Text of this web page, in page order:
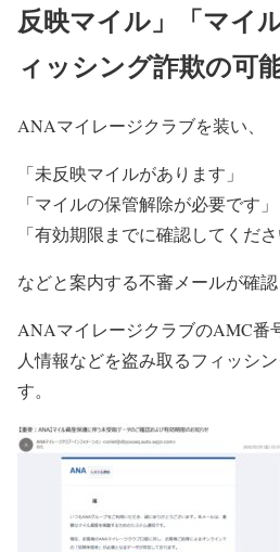
反映マイル」「マイ
ィッシング詐欺の可
ANAマイレージクラブを装い、
「未反映マイルがあります」
「マイルの保管解除が必要です」
「有効期限までに確認してくださ
などと案内する不審メールが確認
ANAマイレージクラブのAMC番
人情報などを盗み取るフィッシ
す。